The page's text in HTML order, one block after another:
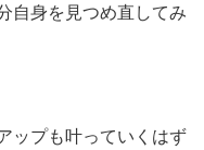
自身を見つめ直してみ
ップも叶っていくはず